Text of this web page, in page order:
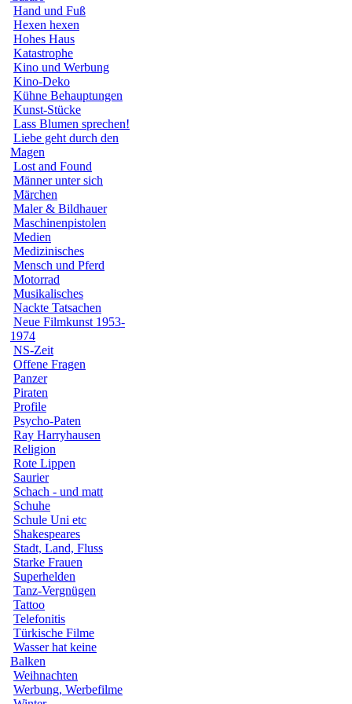
Hand und Fuß
Hexen hexen
Hohes Haus
Katastrophe
Kino und Werbung
Kino-Deko
Kühne Behauptungen
Kunst-Stücke
Lass Blumen sprechen!
Liebe geht durch den
Magen
Lost and Found
Männer unter sich
Märchen
Maler & Bildhauer
Maschinenpistolen
Medien
Medizinisches
Mensch und Pferd
Motorrad
Musikalisches
Nackte Tatsachen
Neue Filmkunst 1953-
1974
NS-Zeit
Offene Fragen
Panzer
Piraten
Profile
Psycho-Paten
Ray Harryhausen
Religion
Rote Lippen
Saurier
Schach - und matt
Schuhe
Schule Uni etc
Shakespeares
Stadt, Land, Fluss
Starke Frauen
Superhelden
Tanz-Vergnügen
Tattoo
Telefonitis
Türkische Filme
Wasser hat keine
Balken
Weihnachten
Werbung, Werbefilme